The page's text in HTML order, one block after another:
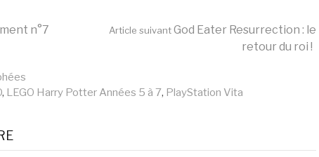
n°7
Article suivantGod Eater Resurrection : le
retour du roi !
, LEGO Harry Potter Années 5 à 7, PlayStation Vita